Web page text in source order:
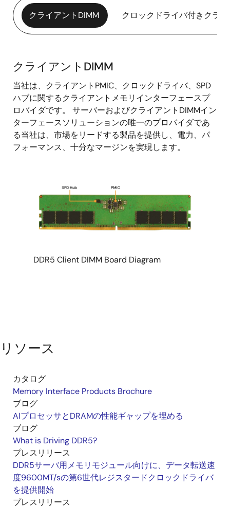
クライアントDIMM クロックドライバ付きクラ
ク
ラ
イ
ア
ン
ト
クライアントDIMM
当社は、クライアントPMIC、クロックドライバ、SPD
ハブに関するクライアントメモリインターフェースプ
ロバイダです。 サーバーおよびクライアントDIMMイン
ターフェースソリューションの唯一のプロバイダであ
る当社は、市場をリードする製品を提供し、電力、パ
フォーマンス、十分なマージンを実現します。
DDR5 Client DIMM Board Diagram
リソース
カタログ
Memory Interface Products Brochure
ブログ
AIプロセッサとDRAMの性能ギャップを埋める
ブログ
What is Driving DDR5?
プレスリリース
DDR5サーバ用メモリモジュール向けに、データ転送速
度9600MT/sの第6世代レジスタードクロックドライバ
を提供開始
プレスリリース